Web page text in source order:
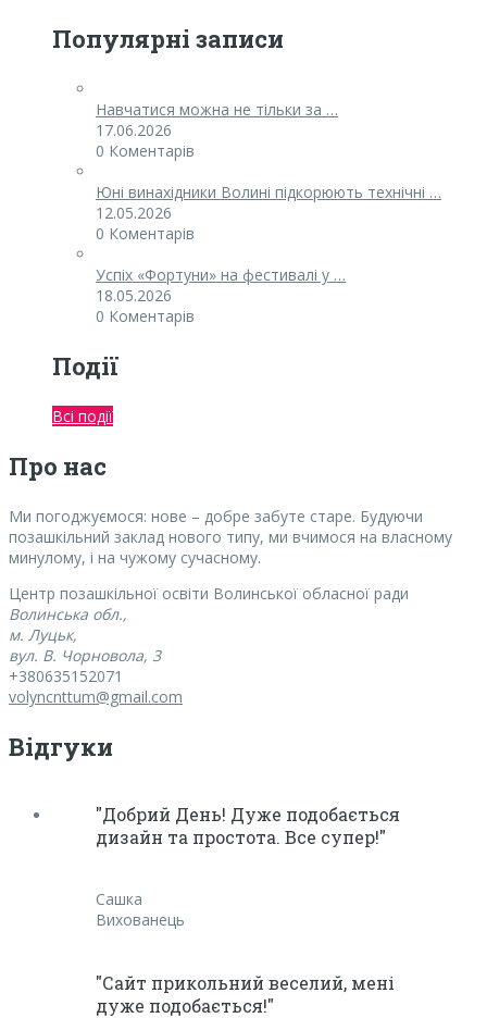
Популярні записи
Навчатися можна не тільки за …
17.06.2026
0 Коментарів
Юні винахідники Волині підкорюють технічні …
12.05.2026
0 Коментарів
Успіх «Фортуни» на фестивалі у …
18.05.2026
0 Коментарів
Події
Всі події
Про нас
Ми погоджуємося: нове – добре забуте старе. Будуючи
позашкільний заклад нового типу, ми вчимося на власному
минулому, і на чужому сучасному.
Центр позашкільної освіти Волинської обласної ради
Волинська обл.,
м. Луцьк,
вул. В. Чорновола, 3
+380635152071
volyncnttum@gmail.com
Відгуки
"Добрий День! Дуже подобається
дизайн та простота. Все супер!"
Сашка
Вихованець
"Сайт прикольний веселий, мені
дуже подобається!"